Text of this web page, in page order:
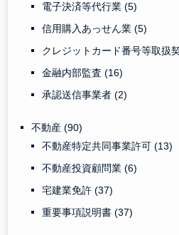
電子決済等代行業(5)
信用購入あっせん業(5)
クレジットカード番号等取扱
金融内部監査(16)
承認送信事業者(2)
不動産(90)
不動産特定共同事業許可(13)
不動産投資顧問業(6)
宅建業免許(37)
重要事項説明書(37)